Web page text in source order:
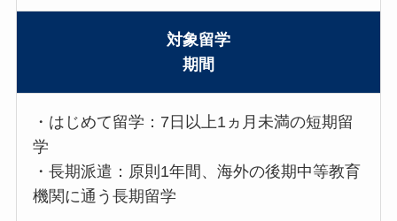
対象留学
期間
・はじめて留学：7日以上1ヵ月未満の短期留
学
・長期派遣：原則1年間、海外の後期中等教育
機関に通う長期留学